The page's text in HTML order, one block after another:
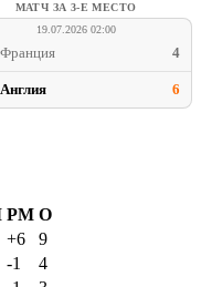
МАТЧ ЗА 3-Е МЕСТО
19.07.2026 02:00
Франция 4
Англия 6
РМ О
+6
9
-1
4